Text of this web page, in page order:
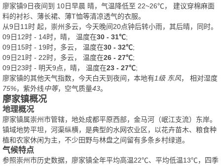
廖家镇9日夜间到 10日早晨 晴，气温降低至 22~26℃， 建议穿棉麻面
料的衬衫、薄长裙、薄T恤等清凉透气的衣服。
从9日11时 起，崇州多云，今天晚间20点钟后转小雨，其后晴，同时。
09日12时 - 14时，晴， 温度在30 - 31℃;
09日15时 - 19时，多云， 温度在30 - 32℃;
09日21时 - 22时，多云， 温度在26 - 27℃;
09日23时 - 明天9点，晴， 温度在23 - 27℃;
廖家镇的其他天气指数，今天白天到夜间，本地有1级 东风， 相对湿度
75%，紫外线中等，空气质量43。
廖家镇概况
地理概况
廖家镇属崇州市管辖，地处成都平原西部，金马河（岷江支流）东岸。
镇域地势平坦，河渠纵横，是典型的水网农业区，以花卉苗木、粮食种
植和农家休闲为主，不少田野与林盘之间留有多条乡村绿道。
气候特点
参照崇州市历史数据，廖家镇全年平均高温22℃、平均低温13℃，四季